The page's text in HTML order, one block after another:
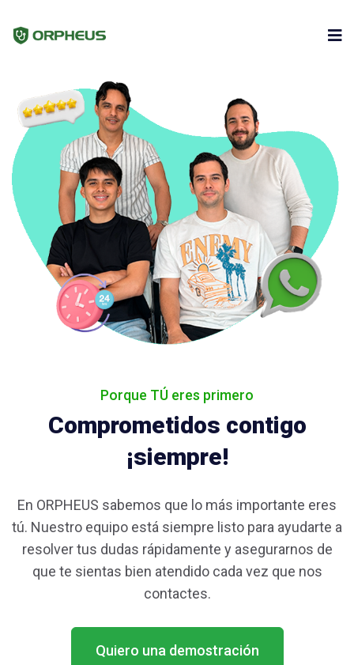
Porque TÚ eres primero
Comprometidos contigo
¡siempre!
En ORPHEUS sabemos que lo más importante eres
tú. Nuestro equipo está siempre listo para ayudarte a
resolver tus dudas rápidamente y asegurarnos de
que te sientas bien atendido cada vez que nos
contactes.
Quiero una demostración